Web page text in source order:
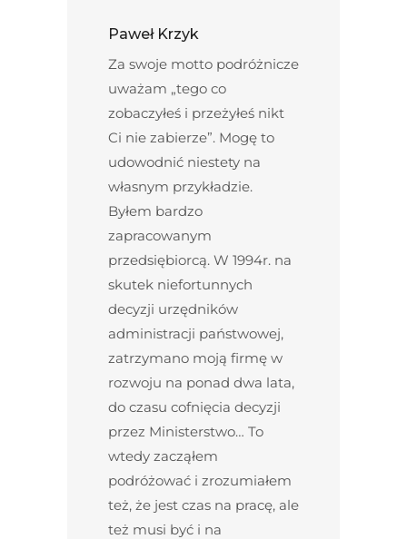
Paweł Krzyk
Za swoje motto podróżnicze
uważam „tego co
zobaczyłeś i przeżyłeś nikt
Ci nie zabierze”. Mogę to
udowodnić niestety na
własnym przykładzie.
Byłem bardzo
zapracowanym
przedsiębiorcą. W 1994r. na
skutek niefortunnych
decyzji urzędników
administracji państwowej,
zatrzymano moją firmę w
rozwoju na ponad dwa lata,
do czasu cofnięcia decyzji
przez Ministerstwo… To
wtedy zacząłem
podróżować i zrozumiałem
też, że jest czas na pracę, ale
też musi być i na